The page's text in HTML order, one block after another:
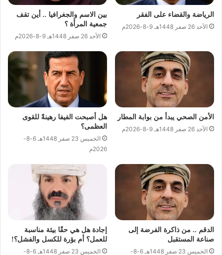
الرياضة والقضاء على الفقر
الأحد 26 صفر 1448هـ 9-8-2026م
بين الاسم والجغرافيا .. أين تقف
جمعية المرأة ؟
الأحد 26 صفر 1448هـ 9-8-2026م
الأمن الصحي يبدأ من بوابة المطار
الأحد 26 صفر 1448هـ 9-8-2026م
هل أصبحت الفيفا رهينةً للقوى
العظمى؟
الخميس 23 صفر 1448هـ 6-8-
2026م
الدقم .. من ذاكرة الفرضة إلى
صناعة المستقبل
الخميس 23 صفر 1448هـ 6-8-
إجادة هل هي حقًا بيئة مناسبة
للعمل؟ أم بؤرة للكسل والفشل؟!
الخميس 23 صفر 1448هـ 6-8-